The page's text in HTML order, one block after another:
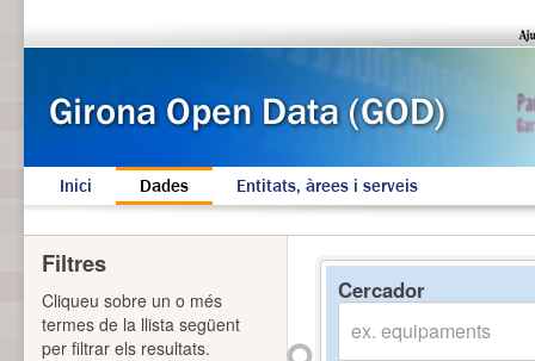
Inici Dades Entitats, àrees i serveis
Cercador
Filtres
Cliqueu sobre un o més
termes de la llista següent
per filtrar els resultats.